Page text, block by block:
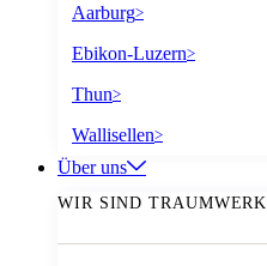
Aarburg>
Ebikon-Luzern>
Thun>
Wallisellen>
Über uns
WIR SIND TRAUMWERK